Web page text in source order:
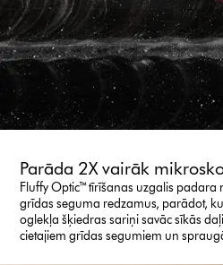
Parāda 2X vairāk
Fluffy Optic™ tīrīšanas uzgalis padara
grīdas seguma redzamus, parādot,
oglekļa šķiedras sariņi savāc sīkās
cietajiem grīdas segumiem un